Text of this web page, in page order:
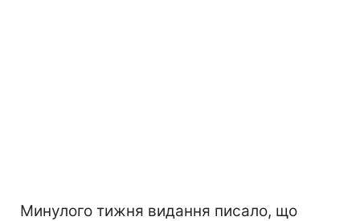
Минулого тижня видання писало, що